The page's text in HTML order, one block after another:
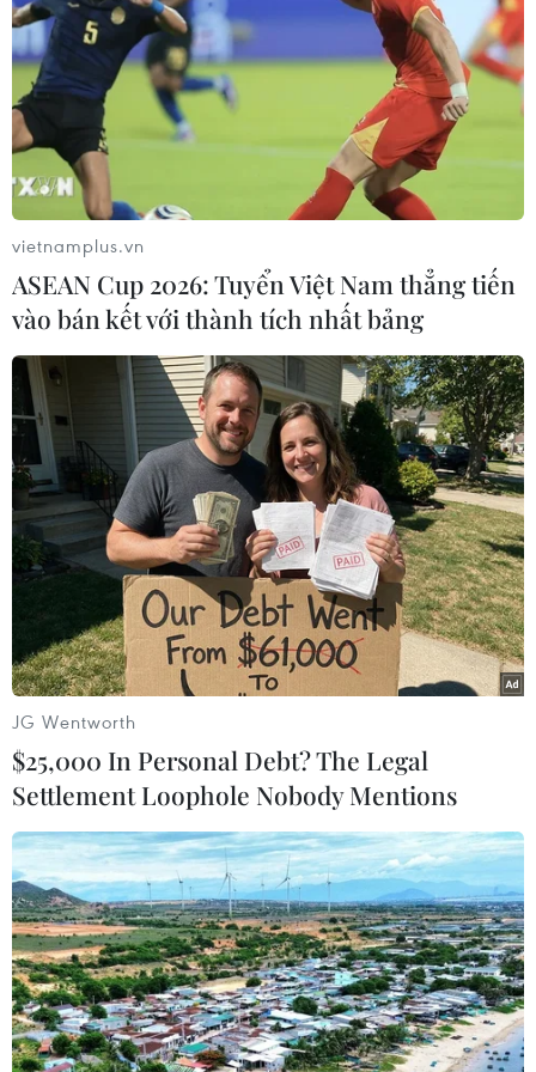
Mưa to gây ngập cục bộ ở Thừa Thiên-
Huế, nhiều nơi bị cô lập
10/12/2018 10:12
Mưa lớn kéo dài khiến nhiều khu vực tại Thừa Thiên-
Huế ngập sâu trong nước, nhiều tuyến đường giao
thông trên địa bàn bị chia cắt, nguy hiểm đến việc đi lại
của người dân.
Bắc Bộ tiếp tục rét đậm 2-3 ngày tới, nhiệt
độ phổ biến 11-14 độ C
vietnamplus.vn
ASEAN Cup 2026: Tuyển Việt Nam thẳng tiến
vào bán kết với thành tích nhất bảng
JG Wentworth
$25,000 In Personal Debt? The Legal
Settlement Loophole Nobody Mentions